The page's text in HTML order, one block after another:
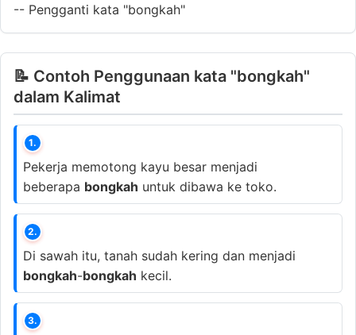
-- Pengganti kata "bongkah"
📝 Contoh Penggunaan kata "bongkah"
dalam Kalimat
1.
Pekerja memotong kayu besar menjadi
beberapa bongkah untuk dibawa ke toko.
2.
Di sawah itu, tanah sudah kering dan menjadi
bongkah-bongkah kecil.
3.